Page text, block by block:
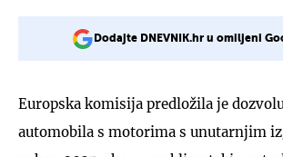
Dodajte DNEVNIK.hr u omiljeni
Europska komisija predložila je
automobila s motorima s unutarnjim